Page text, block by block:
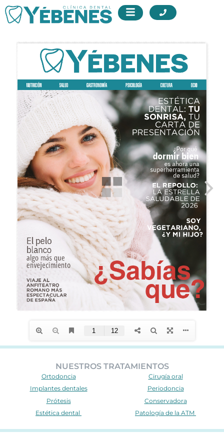
NUESTROS TRATAMIENTOS
Ortodoncia
Implantes dentales
Prótesis
Estética dental
Cirugía oral
Periodoncia
Conservadora
Patología de la ATM